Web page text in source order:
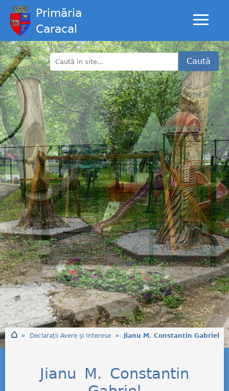
Primăria
Caracal
Caută
⌂ » Declarații Avere și Interese » Jianu M. Constantin Gabriel
Jianu M. Constantin